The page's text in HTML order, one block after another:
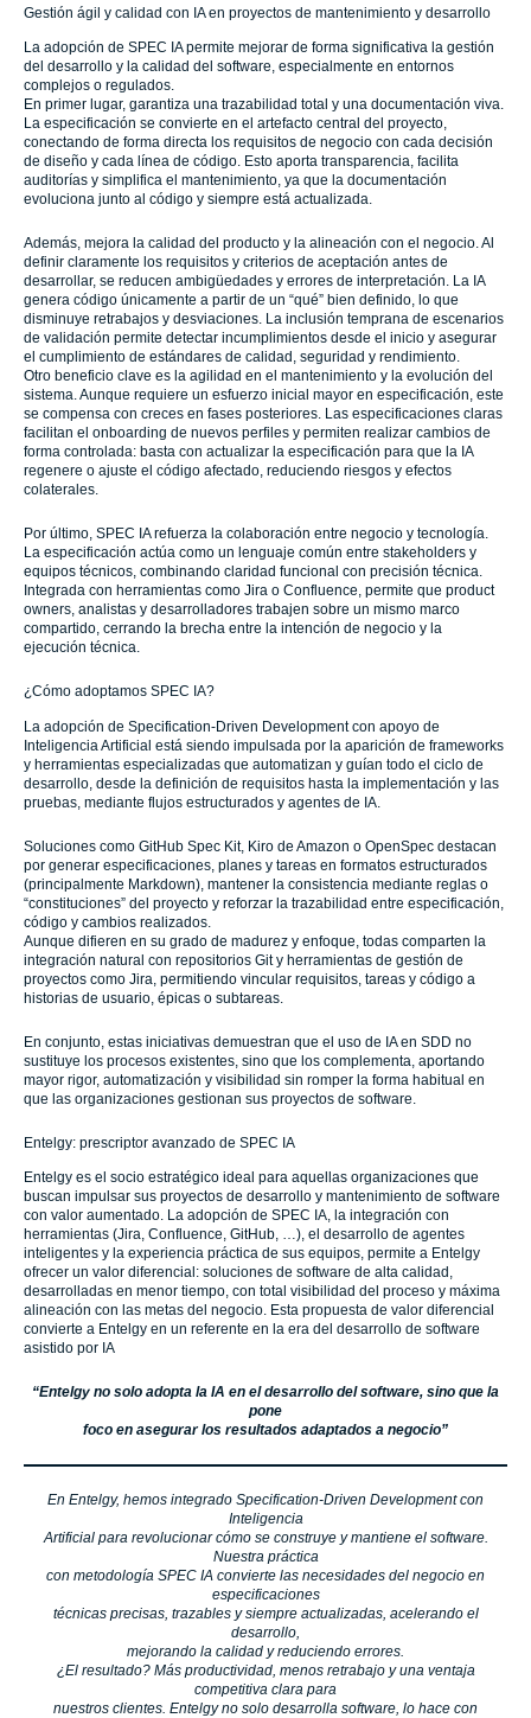
Gestión ágil y calidad con IA en proyectos de mantenimiento y desarrollo
La adopción de SPEC IA permite mejorar de forma significativa la gestión
del desarrollo y la calidad del software, especialmente en entornos
complejos o regulados.
En primer lugar, garantiza una trazabilidad total y una documentación viva.
La especificación se convierte en el artefacto central del proyecto,
conectando de forma directa los requisitos de negocio con cada decisión
de diseño y cada línea de código. Esto aporta transparencia, facilita
auditorías y simplifica el mantenimiento, ya que la documentación
evoluciona junto al código y siempre está actualizada.
Además, mejora la calidad del producto y la alineación con el negocio. Al
definir claramente los requisitos y criterios de aceptación antes de
desarrollar, se reducen ambigüedades y errores de interpretación. La IA
genera código únicamente a partir de un “qué” bien definido, lo que
disminuye retrabajos y desviaciones. La inclusión temprana de escenarios
de validación permite detectar incumplimientos desde el inicio y asegurar
el cumplimiento de estándares de calidad, seguridad y rendimiento.
Otro beneficio clave es la agilidad en el mantenimiento y la evolución del
sistema. Aunque requiere un esfuerzo inicial mayor en especificación, este
se compensa con creces en fases posteriores. Las especificaciones claras
facilitan el onboarding de nuevos perfiles y permiten realizar cambios de
forma controlada: basta con actualizar la especificación para que la IA
regenere o ajuste el código afectado, reduciendo riesgos y efectos
colaterales.
Por último, SPEC IA refuerza la colaboración entre negocio y tecnología.
La especificación actúa como un lenguaje común entre stakeholders y
equipos técnicos, combinando claridad funcional con precisión técnica.
Integrada con herramientas como Jira o Confluence, permite que product
owners, analistas y desarrolladores trabajen sobre un mismo marco
compartido, cerrando la brecha entre la intención de negocio y la
ejecución técnica.
¿Cómo adoptamos SPEC IA?
La adopción de Specification-Driven Development con apoyo de
Inteligencia Artificial está siendo impulsada por la aparición de frameworks
y herramientas especializadas que automatizan y guían todo el ciclo de
desarrollo, desde la definición de requisitos hasta la implementación y las
pruebas, mediante flujos estructurados y agentes de IA.
Soluciones como GitHub Spec Kit, Kiro de Amazon o OpenSpec destacan
por generar especificaciones, planes y tareas en formatos estructurados
(principalmente Markdown), mantener la consistencia mediante reglas o
“constituciones” del proyecto y reforzar la trazabilidad entre especificación,
código y cambios realizados.
Aunque difieren en su grado de madurez y enfoque, todas comparten la
integración natural con repositorios Git y herramientas de gestión de
proyectos como Jira, permitiendo vincular requisitos, tareas y código a
historias de usuario, épicas o subtareas.
En conjunto, estas iniciativas demuestran que el uso de IA en SDD no
sustituye los procesos existentes, sino que los complementa, aportando
mayor rigor, automatización y visibilidad sin romper la forma habitual en
que las organizaciones gestionan sus proyectos de software.
Entelgy: prescriptor avanzado de SPEC IA
Entelgy es el socio estratégico ideal para aquellas organizaciones que
buscan impulsar sus proyectos de desarrollo y mantenimiento de software
con valor aumentado. La adopción de SPEC IA, la integración con
herramientas (Jira, Confluence, GitHub, …), el desarrollo de agentes
inteligentes y la experiencia práctica de sus equipos, permite a Entelgy
ofrecer un valor diferencial: soluciones de software de alta calidad,
desarrolladas en menor tiempo, con total visibilidad del proceso y máxima
alineación con las metas del negocio. Esta propuesta de valor diferencial
convierte a Entelgy en un referente en la era del desarrollo de software
asistido por IA
“Entelgy no solo adopta la IA en el desarrollo del software, sino que la
pone
foco en asegurar los resultados adaptados a negocio”
En Entelgy, hemos integrado Specification-Driven Development con
Inteligencia
Artificial para revolucionar cómo se construye y mantiene el software.
Nuestra práctica
con metodología SPEC IA convierte las necesidades del negocio en
especificaciones
técnicas precisas, trazables y siempre actualizadas, acelerando el
desarrollo,
mejorando la calidad y reduciendo errores.
¿El resultado? Más productividad, menos retrabajo y una ventaja
competitiva clara para
nuestros clientes. Entelgy no solo desarrolla software, lo hace con